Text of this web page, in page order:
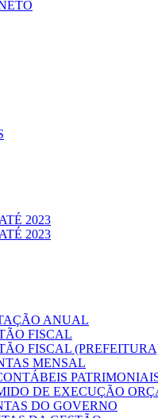
2023
2023
ANUAL
FISCAL
FISCAL
MENSAL
DE EXECUÇÃO
DO GOVERNO